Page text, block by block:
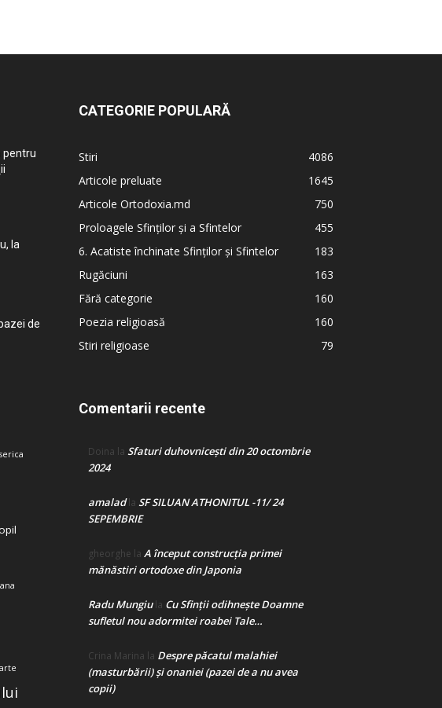
pentru
la
de
CATEGORIE POPULARĂ
Stiri
4086
Articole preluate
1645
Articole Ortodoxia.md
750
Proloagele Sfinților și a Sfintelor
455
6. Acatiste închinate Sfinților și Sfintelor
183
Rugăciuni
163
Fără categorie
160
Poezia religioasă
160
Stiri religioase
79
Comentarii recente
Doina la Sfaturi duhovnicești din 20 octombrie
2024
amaladla SF SILUAN ATHONITUL -11/ 24
SEPEMBRIE
gheorghe la A început construcţia primei
mănăstiri ortodoxe din Japonia
Radu Mungiula Cu Sfinții odihnește Doamne
sufletul nou adormitei roabei Tale…
Crina Marina la Despre păcatul malahiei
(masturbării) şi onaniei (pazei de a nu avea
copii)